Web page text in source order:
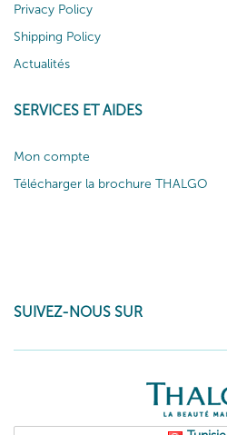
Privacy Policy
Shipping Policy
Actualités
SERVICES ET AIDES
Mon compte
Télécharger la brochure THALGO
SUIVEZ-NOUS SUR